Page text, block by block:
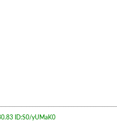
ID:S0/yUMaK0